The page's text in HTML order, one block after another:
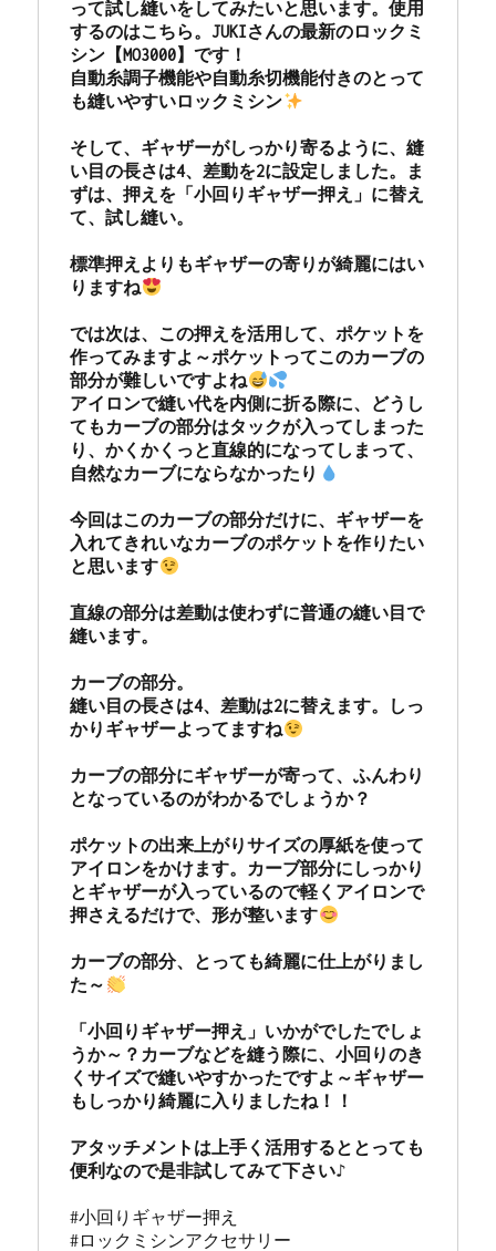
活」
☆JUKI
良
販
店
認
定
店
って試し縫いをしてみたいと思います。使用
するのはこちら。JUKIさんの最新のロックミ
シン【MO3000】です！
自動糸調子機能や自動糸切機能付きのとって
も縫いやすいロックミシン
そして、ギャザーがしっかり寄るように、縫
い目の長さは4、差動を2に設定しました。ま
ずは、押えを「小回りギャザー押え」に替え
て、試し縫い。
標準押えよりもギャザーの寄りが綺麗にはい
りますね
では次は、この押えを活用して、ポケットを
作ってみますよ～ポケットってこのカーブの
部分が難しいですよね
アイロンで縫い代を内側に折る際に、どうし
てもカーブの部分はタックが入ってしまった
り、かくかくっと直線的になってしまって、
自然なカーブにならなかったり
今回はこのカーブの部分だけに、ギャザーを
入れてきれいなカーブのポケットを作りたい
と思います
直線の部分は差動は使わずに普通の縫い目で
縫います。
カーブの部分。
縫い目の長さは4、差動は2に替えます。しっ
かりギャザーよってますね
カーブの部分にギャザーが寄って、ふんわり
となっているのがわかるでしょうか？
ポケットの出来上がりサイズの厚紙を使って
アイロンをかけます。カーブ部分にしっかり
とギャザーが入っているので軽くアイロンで
押さえるだけで、形が整います
カーブの部分、とっても綺麗に仕上がりまし
た～
「小回りギャザー押え」いかがでしたでしょ
うか～？カーブなどを縫う際に、小回りのき
くサイズで縫いやすかったですよ～ギャザー
もしっかり綺麗に入りましたね！！
アタッチメントは上手く活用するととっても
#小回りギャザー押え
#ロックミシンアクセサリー